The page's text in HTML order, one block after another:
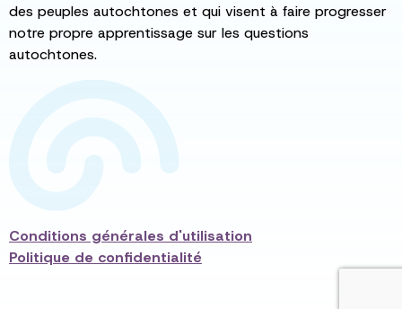
des peuples autochtones et qui visent à faire progresser
notre propre apprentissage sur les questions
autochtones.
Conditions générales d'utilisation
Politique de confidentialité